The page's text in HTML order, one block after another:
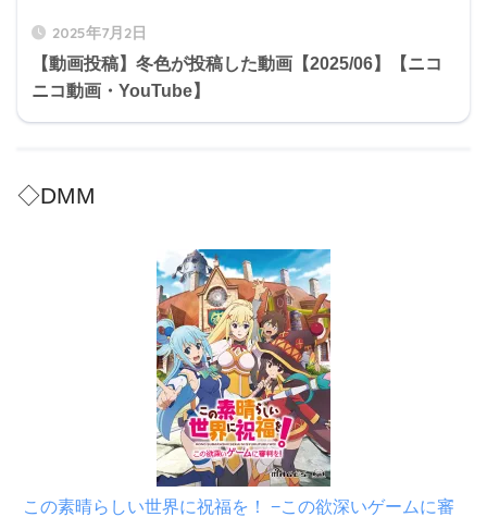
2025年7月2日
【動画投稿】冬色が投稿した動画【2025/06】【ニコ
ニコ動画・YouTube】
◇DMM
この素晴らしい世界に祝福を！ −この欲深いゲームに審